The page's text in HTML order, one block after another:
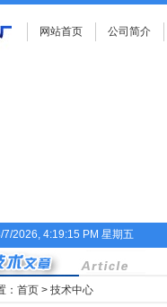
网站首页 公司简介
7/2026, 4:19:16 PM 星期五
： 首页 > 技术中心